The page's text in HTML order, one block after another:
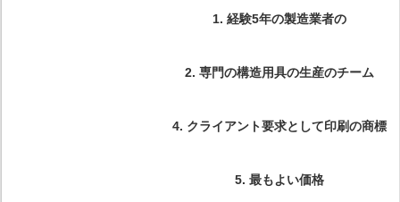
1. 経験5年の製造業者の
2. 専門の構造用具の生産のチーム
4. クライアント要求として印刷の商標
5. 最もよい価格